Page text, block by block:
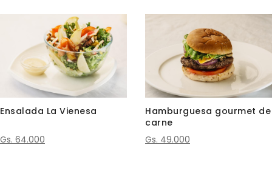
Ensalada La Vienesa
Gs. 64.000
Hamburguesa gourmet de
carne
Gs. 49.000